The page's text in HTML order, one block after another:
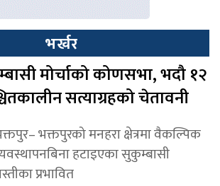
भर्खर
मोर्चाको कोणसभा, भदौ १२
सत्याग्रहको चेतावनी
भक्तपुरको मनहरा क्षेत्रमा वैकल्पिक
हटाइएका सुकुम्बासी
प्रभावित